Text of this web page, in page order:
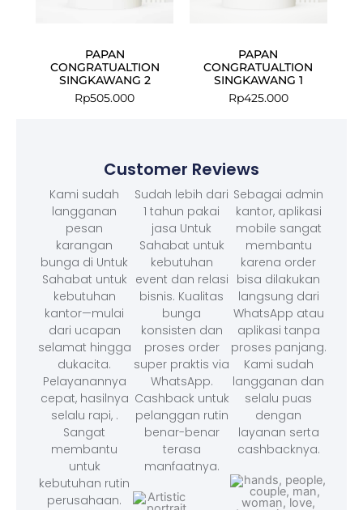
PAPAN
CONGRATUALTION
SINGKAWANG 2
Rp505.000
PAPAN
CONGRATUALTION
SINGKAWANG 1
Rp425.000
Customer Reviews
Kami sudah
langganan
pesan
karangan
bunga di Untuk
Sahabat untuk
kebutuhan
kantor—mulai
dari ucapan
selamat hingga
dukacita.
Pelayanannya
cepat, hasilnya
selalu rapi, .
Sangat
membantu
untuk
kebutuhan rutin
perusahaan.
Sudah lebih dari
1 tahun pakai
jasa Untuk
Sahabat untuk
kebutuhan
event dan relasi
bisnis. Kualitas
bunga
konsisten dan
proses order
super praktis via
WhatsApp.
Cashback untuk
pelanggan rutin
benar-benar
terasa
manfaatnya.
Sebagai admin
kantor, aplikasi
mobile sangat
membantu
karena order
bisa dilakukan
langsung dari
WhatsApp atau
aplikasi tanpa
proses panjang.
Kami sudah
langganan dan
selalu puas
dengan
layanan serta
cashbacknya.